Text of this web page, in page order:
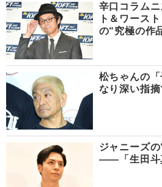
辛口コラム
ト＆ワース
の“究極の
松ちゃんの
なり深い指摘
ジャニーズ
――「生田斗